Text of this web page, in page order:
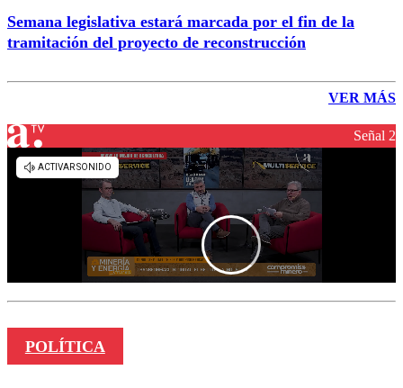
Semana legislativa estará marcada por el fin de la
tramitación del proyecto de reconstrucción
VER MÁS
Señal 2
POLÍTICA